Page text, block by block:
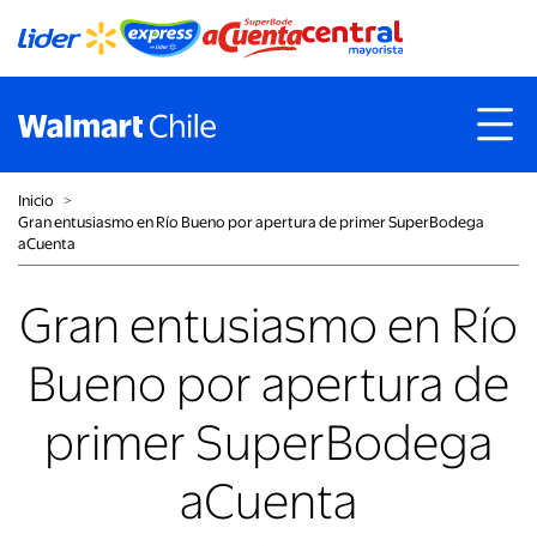
Inicio ˃
Gran entusiasmo en Río Bueno por apertura de primer SuperBodega
aCuenta
Gran entusiasmo en Río
Bueno por apertura de
primer SuperBodega
aCuenta